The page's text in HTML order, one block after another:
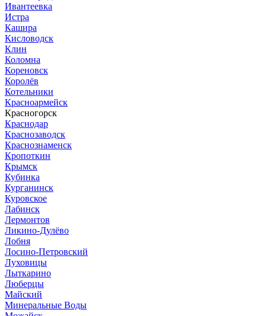
Ивантеевка
Истра
Кашира
Кисловодск
Клин
Коломна
Кореновск
Королёв
Котельники
Красноармейск
Красногорск
Краснодар
Краснозаводск
Краснознаменск
Кропоткин
Крымск
Кубинка
Курганинск
Куровское
Лабинск
Лермонтов
Ликино-Дулёво
Лобня
Лосино-Петровский
Луховицы
Лыткарино
Люберцы
Майский
Минеральные Воды